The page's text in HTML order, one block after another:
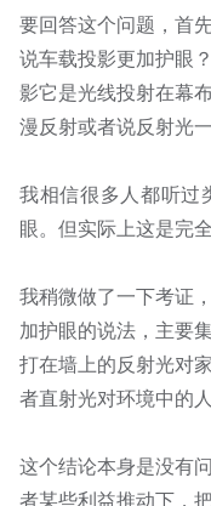
要回答这个问题，首
说车载投影更加护眼
影它是光线投射在幕
漫反射或者说反射光
我相信很多人都听过
眼。但实际上这是完
我稍微做了一下考证
加护眼的说法，主要
打在墙上的反射光对
者直射光对环境中的
这个结论本身是没有
者某些利益推动下，